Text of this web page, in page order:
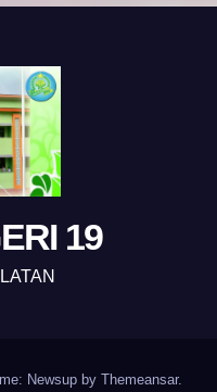
19
Newsup by Themeansar.